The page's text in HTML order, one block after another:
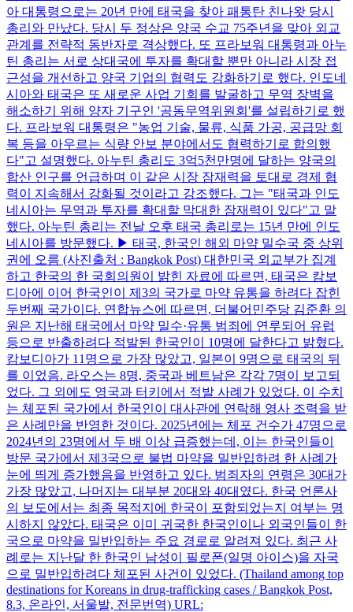
아 대통령으로는 20년 만에 태국을 찾아 패통탄 친나왓 당시
총리와 만났다. 당시 두 정상은 양국 수교 75주년을 맞아 외교
관계를 전략적 동반자로 격상했다. 또 프라보워 대통령과 아누
틴 총리는 서로 상대국에 투자를 확대할 뿐만 아니라 시장 접
근성을 개선하고 양국 기업의 협력도 강화하기로 했다. 인도네
시아와 태국은 또 새로운 사업 기회를 발굴하고 무역 장벽을
해소하기 위해 양자 기구인 '공동무역위원회'를 설립하기로 했
다. 프라보워 대통령은 "농업 기술, 물류, 식품 가공, 공급망 회
복 등을 아우르는 식량 안보 분야에서도 협력하기로 합의했
다"고 설명했다. 아누틴 총리도 3억5천만명에 달하는 양국의
합산 인구를 언급하며 이 같은 시장 잠재력을 토대로 경제 협
력이 지속해서 강화될 것이라고 강조했다. 그는 "태국과 인도
네시아는 무역과 투자를 확대할 막대한 잠재력이 있다"고 말
했다. 아누틴 총리는 전날 오후 태국 총리로는 15년 만에 인도
네시아를 방문했다. ▶ 태국, 한국인 해외 마약 밀수국 중 상위
권에 오름 (사진출처 : Bangkok Post) 대한민국 외교부가 집계
하고 한국의 한 국회의원이 밝힌 자료에 따르면, 태국은 캄보
디아에 이어 한국인이 제3의 국가로 마약 유통을 하려다 잡힌
두번째 국가이다. 연합뉴스에 따르면, 더불어민주당 김준환 의
원은 지난해 태국에서 마약 밀수·유통 범죄에 연루되어 유럽
등으로 반출하려다 적발된 한국인이 10명에 달한다고 밝혔다.
캄보디아가 11명으로 가장 많았고, 일본이 9명으로 태국의 뒤
를 이었음. 라오스는 8명, 중국과 베트남은 각각 7명이 보고되
었다. 그 외에도 영국과 터키에서 적발 사례가 있었다. 이 수치
는 체포된 국가에서 한국인이 대사관에 연락해 영사 조력을 받
은 사례만을 반영한 것이다. 2025년에는 체포 건수가 47명으로
2024년의 23명에서 두 배 이상 급증했는데, 이는 한국인들이
방문 국가에서 제3국으로 불법 마약을 밀반입하려 한 사례가
눈에 띄게 증가했음을 반영하고 있다. 범죄자의 연령은 30대가
가장 많았고, 나머지는 대부분 20대와 40대였다. 한국 언론사
의 보도에서는 최종 목적지에 한국이 포함되었는지 여부는 명
시하지 않았다. 태국은 이미 귀국한 한국인이나 외국인들이 한
국으로 마약을 밀반입하는 주요 경로로 알려져 있다. 최근 사
례로는 지난달 한 한국인 남성이 필로폰(일명 아이스)을 자국
으로 밀반입하려다 체포된 사건이 ​​있었다. (Thailand among top
destinations for Koreans in drug‑trafficking cases / Bangkok Post,
8.3, 온라인, 서울발, 전문번역) URL: